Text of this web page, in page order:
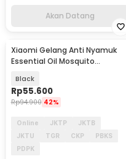
Akan Datang
Akan Datang
Xiaomi Gelang Anti Nyamuk
Essential Oil Mosquito
Black
Rp55.600
Rp94.900 42%
Online JKTP
JKTB
JKTU
TGR CKP
PBKS
PDPK